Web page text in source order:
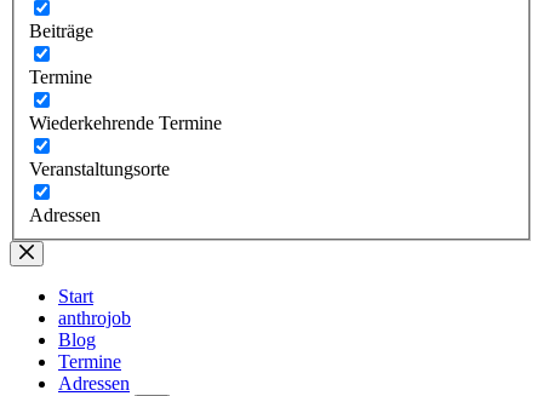
Beiträge
Termine
Wiederkehrende Termine
Veranstaltungsorte
Adressen
Start
anthrojob
Blog
Termine
Adressen